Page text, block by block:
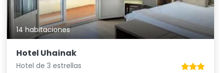
14 habitaciones
Hotel Uhainak
Hotel de 3 estrellas